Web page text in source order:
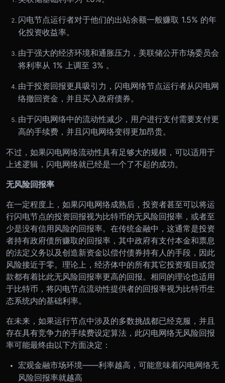
闪电节点运行者对于他们的出站余额一般赚取 1.5% 的年
化投资收益率。
由于强大的经济环境和通胀压力，美联储公开市场委员会
将利率从 1% 上调至 3% 。
由于投资回报更具吸引力，闪电网络节点运行者从闪电网
络撤回资金，并且买入政府债券。
由于闪电网络中的流动性减少，用户进行支付需要支付更
高的手续费，并且闪电网络变得更加昂贵。
不过，如果闪电网络流动性具有足够大的规模，可以适用于
上述逻辑，闪电网络就已经是一个了不起的成功。
无风险回报率
在一定程度上，如果闪电网络成熟后，投资者甚至可以将运
行闪电节点的投资回报视为比特币的无风险回报率，或者至
少是没有信用风险的回报率。在传统金融中，这通常是投资
者持有政府债所赚取的回报率，其中政府有支付本金和票息
的法定义务以及创造新资金以偿付债券持有人的手段，因此
风险接近于零。理论上，经济体中的所有其它投资项目或贷
款都有着比此无风险回报率更高的回报。相同的理论也适用
于比特币，将闪电节点流动性提供者的回报率视为比特币生
态系统内的基础利率。
在未来，如果运行节点中涉及的多数挑战都已经克服，并且
存在具有竞争力的手续费设定算法，此闪电网络无风险回报
率可能最终由以下方面决定：
宏观金融市场环境——利率越高，可能意味着闪电网络无
风险回报率就越高